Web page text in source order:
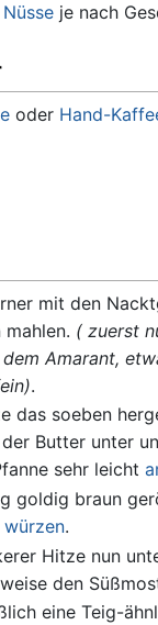
Nüsseje nach
oder Hand-
mit den
( zuerst
Amarant,
.
das soeben
Butter unter
sehr leicht
goldig braun
würzen.
Hitze nun
den
eine Teig-